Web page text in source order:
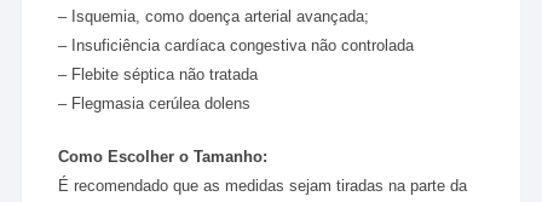
– Isquemia, como doença arterial avançada;
– Insuficiência cardíaca congestiva não controlada
– Flebite séptica não tratada
– Flegmasia cerúlea dolens
Como Escolher o Tamanho:
É recomendado que as medidas sejam tiradas na parte da